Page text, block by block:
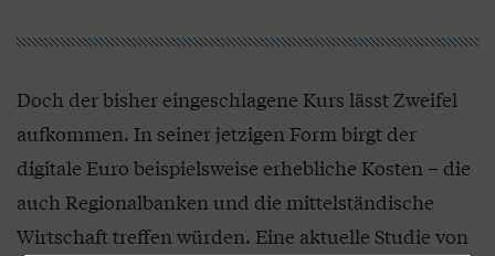
Doch der bisher eingeschlagene Kurs lässt Zweifel
aufkommen. In seiner jetzigen Form birgt der
digitale Euro beispielsweise erhebliche Kosten – die
auch Regionalbanken und die mittelständische
Wirtschaft treffen würden. Eine aktuelle Studie von